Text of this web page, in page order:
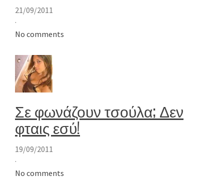
21/09/2011
·
No comments
Σε φωνάζουν τσούλα; Δεν
φταις εσύ!
19/09/2011
·
No comments